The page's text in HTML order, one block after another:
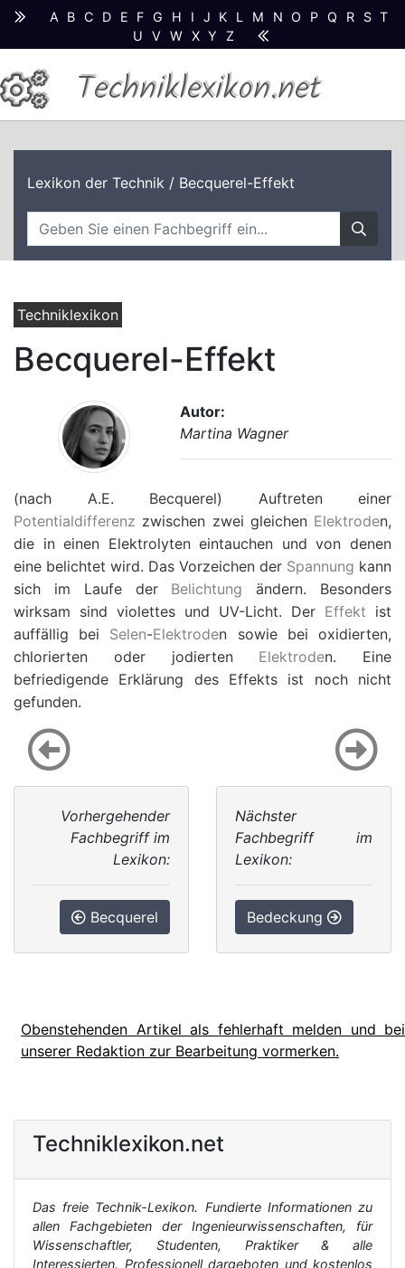
A B C D E F G H I J K L M N O P Q R S T
U
V W X Y Z
Techniklexikon.net
Lexikon der Technik / Becquerel-Effekt
Techniklexikon
Becquerel-Effekt
Autor:
Martina Wagner
(nach A.E. Becquerel) Auftreten einer
Potentialdifferenz zwischen zwei gleichen Elektroden,
die in einen Elektrolyten eintauchen und von denen
eine belichtet wird. Das Vorzeichen der Spannung kann
sich im Laufe der Belichtung ändern. Besonders
wirksam sind violettes und UV-Licht. Der Effekt ist
auffällig bei Selen-Elektroden sowie bei oxidierten,
chlorierten oder jodierten Elektroden. Eine
befriedigende Erklärung des Effekts ist noch nicht
gefunden.
Vorhergehender
Fachbegriff im
Lexikon:
Becquerel
Nächster
Fachbegriff im
Lexikon:
Bedeckung
Obenstehenden Artikel als fehlerhaft melden und bei
unserer Redaktion zur Bearbeitung vormerken.
Techniklexikon.net
Das freie Technik-Lexikon. Fundierte Informationen zu
allen Fachgebieten der Ingenieurwissenschaften, für
Wissenschaftler, Studenten, Praktiker & alle
Interessierten. Professionell dargeboten und kostenlos